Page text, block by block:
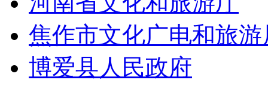
焦作市文化广电和旅游
博爱县人民政府